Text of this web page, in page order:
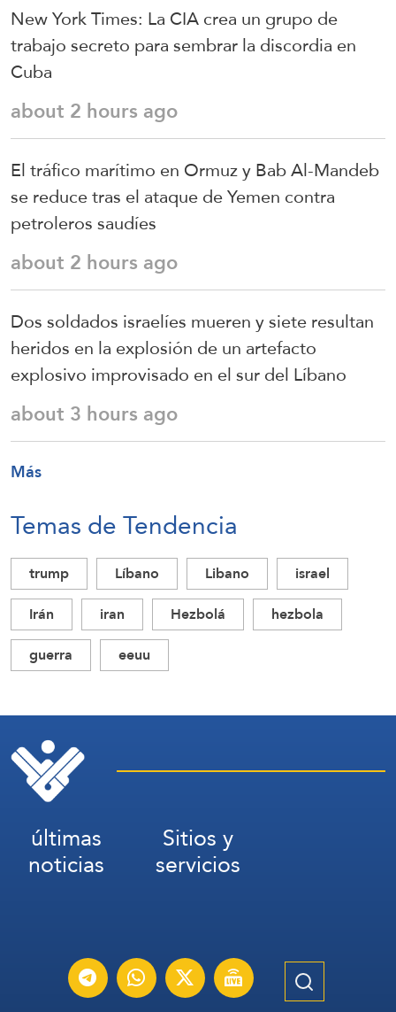
New York Times: La CIA crea un grupo de
trabajo secreto para sembrar la discordia en
Cuba
about 2 hours ago
El tráfico marítimo en Ormuz y Bab Al-Mandeb
se reduce tras el ataque de Yemen contra
petroleros saudíes
about 2 hours ago
Dos soldados israelíes mueren y siete resultan
heridos en la explosión de un artefacto
explosivo improvisado en el sur del Líbano
about 3 hours ago
Más
Temas de Tendencia
trump Líbano Libano
israel
Irán
iran Hezbolá
hezbola
guerra
eeuu
últimas
noticias
Sitios y
servicios